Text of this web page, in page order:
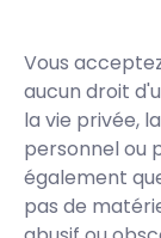
Vous
aucun droit
la vie privée,
personnel ou
également
pas de